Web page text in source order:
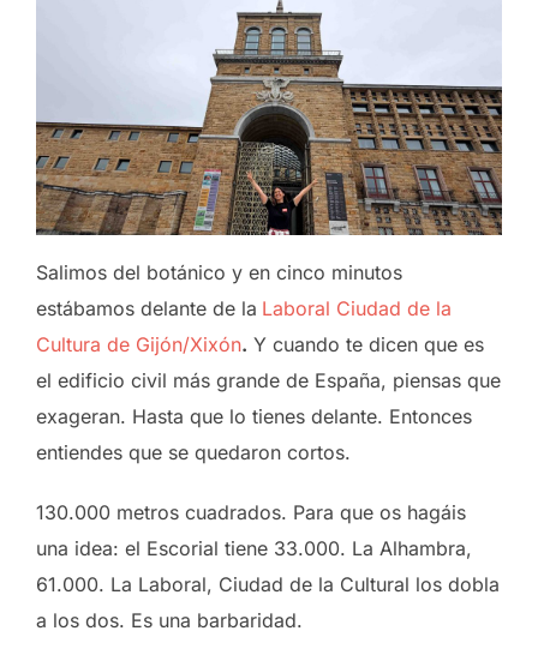
Salimos del botánico y en cinco minutos
estábamos delante de la Laboral Ciudad de la
Cultura de Gijón/Xixón. Y cuando te dicen que es
el edificio civil más grande de España, piensas que
exageran. Hasta que lo tienes delante. Entonces
entiendes que se quedaron cortos.
130.000 metros cuadrados. Para que os hagáis
una idea: el Escorial tiene 33.000. La Alhambra,
61.000. La Laboral, Ciudad de la Cultural los dobla
a los dos. Es una barbaridad.